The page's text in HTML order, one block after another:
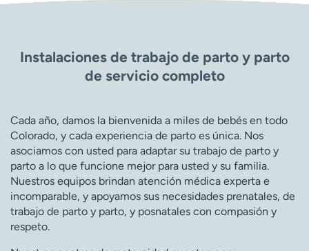
Instalaciones de trabajo de parto y parto
de servicio completo
Cada año, damos la bienvenida a miles de bebés en todo
Colorado, y cada experiencia de parto es única. Nos
asociamos con usted para adaptar su trabajo de parto y
parto a lo que funcione mejor para usted y su familia.
Nuestros equipos brindan atención médica experta e
incomparable, y apoyamos sus necesidades prenatales, de
trabajo de parto y parto, y posnatales con compasión y
respeto.